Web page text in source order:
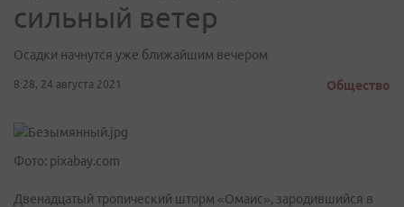
сильный ветер
Осадки начнутся уже ближайшим вечером
8:28, 24 августа 2021 Общество
Фото: pixabay.com
Двенадцатый тропический шторм «Омаис», зародившийся в